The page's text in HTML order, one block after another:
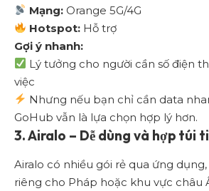
Mạng: Orange 5G/4G
Hotspot: Hỗ trợ
Gợi ý nhanh:
Lý tưởng cho người cần số điện
việc
Nhưng nếu bạn chỉ cần data
GoHub vẫn là lựa chọn hợp lý hơn.
3.Airalo – Dễ dùng và hợp túi
Airalo có nhiều gói rẻ qua ứng
riêng cho Pháp hoặc khu vực châu